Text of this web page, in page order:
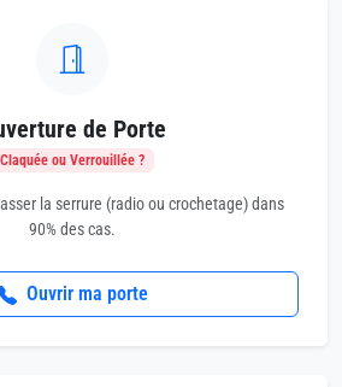
de Porte
Claquée ou Verrouillée ?
la serrure (radio ou crochetage) dans
90% des cas.
Ouvrir ma porte